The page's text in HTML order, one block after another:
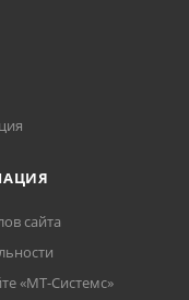
сайта
«МТ-Системс»